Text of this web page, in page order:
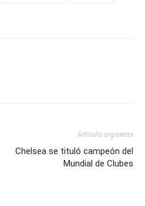
Artículo siguiente
Chelsea se tituló campeón del
Mundial de Clubes